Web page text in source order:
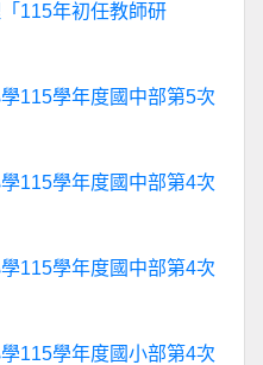
115年初任教師研
115學年度國中部第5次
115學年度國中部第4次
115學年度國中部第4次
115學年度國小部第4次